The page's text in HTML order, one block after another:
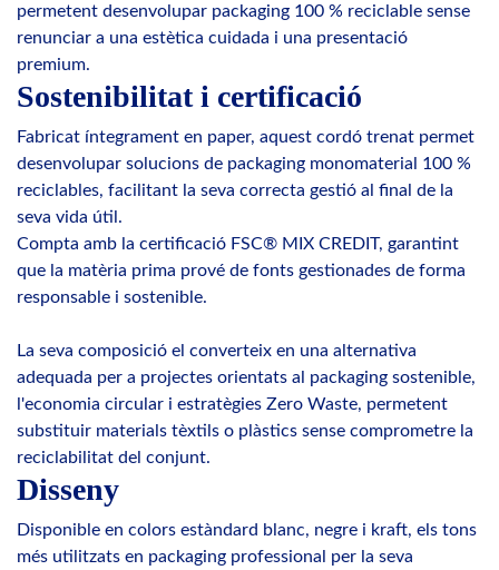
permetent desenvolupar packaging 100 % reciclable sense
renunciar a una estètica cuidada i una presentació
premium.
Sostenibilitat i certificació
Fabricat íntegrament en paper, aquest cordó trenat permet
desenvolupar solucions de packaging monomaterial 100 %
reciclables, facilitant la seva correcta gestió al final de la
seva vida útil.
Compta amb la certificació FSC® MIX CREDIT, garantint
que la matèria prima prové de fonts gestionades de forma
responsable i sostenible.
La seva composició el converteix en una alternativa
adequada per a projectes orientats al packaging sostenible,
l'economia circular i estratègies Zero Waste, permetent
substituir materials tèxtils o plàstics sense comprometre la
reciclabilitat del conjunt.
Disseny
Disponible en colors estàndard blanc, negre i kraft, els tons
més utilitzats en packaging professional per la seva